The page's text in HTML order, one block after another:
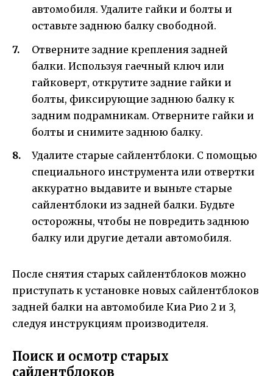
автомобиля. Удалите гайки и болты и
оставьте заднюю балку свободной.
Отверните задние крепления задней
балки. Используя гаечный ключ или
гайковерт, открутите задние гайки и
болты, фиксирующие заднюю балку к
задним подрамникам. Отверните гайки и
болты и снимите заднюю балку.
Удалите старые сайлентблоки. С помощью
специального инструмента или отвертки
аккуратно выдавите и выньте старые
сайлентблоки из задней балки. Будьте
осторожны, чтобы не повредить заднюю
балку или другие детали автомобиля.
После снятия старых сайлентблоков можно
приступать к установке новых сайлентблоков
задней балки на автомобиле Киа Рио 2 и 3,
следуя инструкциям производителя.
Поиск и осмотр старых
сайлентблоков